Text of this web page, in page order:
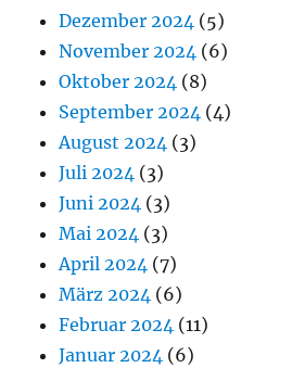
Dezember 2024 (5)
November 2024 (6)
Oktober 2024 (8)
September 2024 (4)
August 2024 (3)
Juli 2024 (3)
Juni 2024 (3)
Mai 2024 (3)
April 2024 (7)
März 2024 (6)
Februar 2024 (11)
Januar 2024 (6)